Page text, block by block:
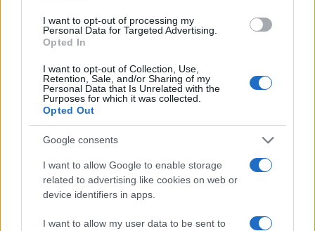
I want to opt-out of processing my
Personal Data for Targeted Advertising.
Opted In
I want to opt-out of Collection, Use,
Retention, Sale, and/or Sharing of my
Personal Data that Is Unrelated with the
Purposes for which it was collected.
Opted Out
Google consents
I want to allow Google to enable storage
related to advertising like cookies on web or
device identifiers in apps.
I want to allow my user data to be sent to
annuncia una pausa dalla vita pubblica
Letizia Fontana · 8 Ago 2026
NEWS